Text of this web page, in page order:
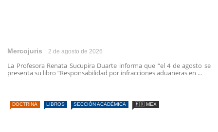
Mercojuris 2 de agosto de 2026
La Profesora Renata Sucupira Duarte informa que “el 4 de agosto se
presenta su libro “Responsabilidad por infracciones aduaneras en ...
DOCTRINA LIBROS SECCIÓN ACADÉMICA 🇲🇽 MEX